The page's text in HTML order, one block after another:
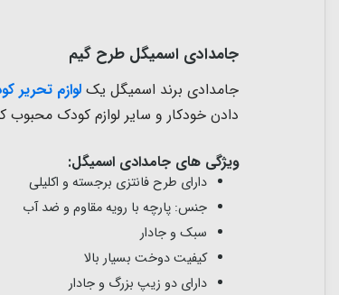
جامدادی اسمیگل طرح گیم
جامدادی برند اسمیگل یک لوازم تحریر
دادن خودکار و سایر لوازم کودک
ویژگی های جامدادی اسمیگل:
دارای طرح فانتزی برجسته و اکلیلی
جنس: پارچه با رویه مقاوم و ضد آب
سبک و جادار
کیفیت دوخت بسیار بالا
دارای دو زیپ بزرگ و جادار